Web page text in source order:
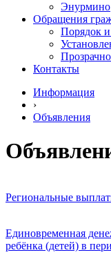
Энурмино
Обращения
Порядок
Контакты
Информация
›
Объявления
Региональные
Единовременная
ребёнка (детей) в